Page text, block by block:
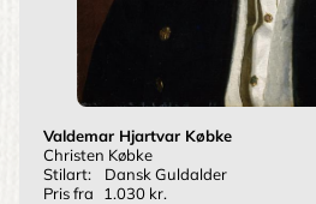
Valdemar Hjartvar Købke
Christen Købke
Stilart:
Dansk Guldalder
Pris fra
1.030 kr.